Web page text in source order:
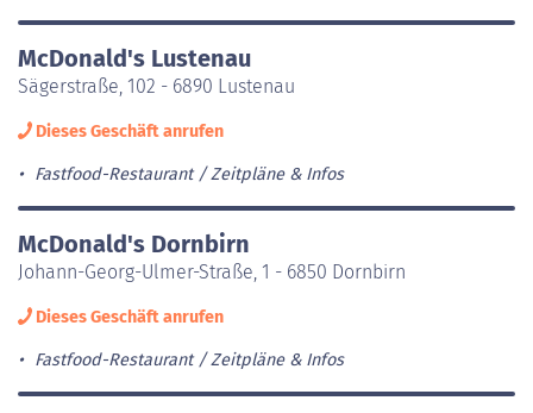
McDonald's Lustenau
Sägerstraße, 102 - 6890 Lustenau
Dieses Geschäft anrufen
Fastfood-Restaurant Zeitpläne & Infos
McDonald's Dornbirn
Johann-Georg-Ulmer-Straße, 1 - 6850 Dornbirn
Dieses Geschäft anrufen
Fastfood-Restaurant Zeitpläne & Infos